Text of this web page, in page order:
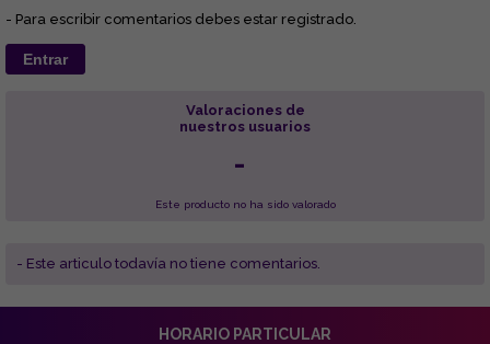
- Para escribir comentarios debes estar registrado.
Entrar
Valoraciones de
nuestros usuarios
-
Este producto no ha sido valorado
- Este articulo todavía no tiene comentarios.
HORARIO PARTICULAR